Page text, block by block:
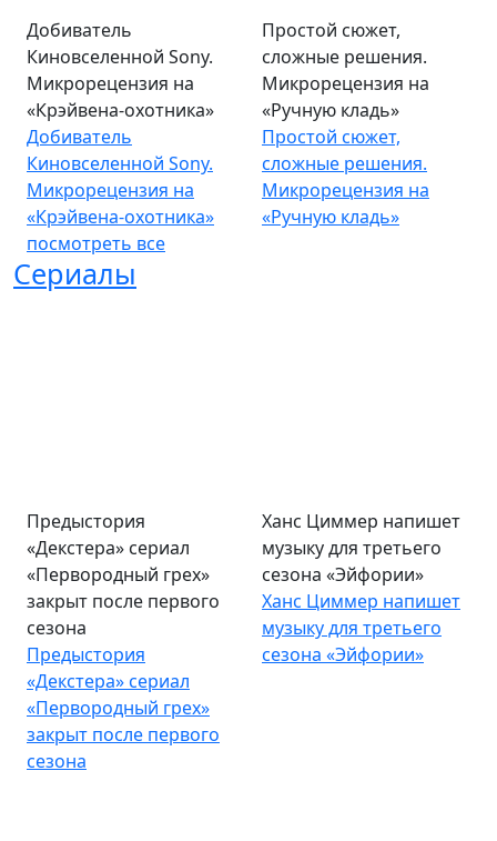
Добиватель
Киновселенной Sony.
Микрорецензия на
«Крэйвена-охотника»
Добиватель
Киновселенной Sony.
Микрорецензия на
«Крэйвена-охотника»
Простой сюжет,
сложные решения.
Микрорецензия на
«Ручную кладь»
Простой сюжет,
сложные решения.
Микрорецензия на
«Ручную кладь»
посмотреть все
Сериалы
Предыстория
«Декстера» сериал
«Первородный грех»
закрыт после первого
сезона
Предыстория
«Декстера» сериал
«Первородный грех»
закрыт после первого
сезона
Ханс Циммер напишет
музыку для третьего
сезона «Эйфории»
Ханс Циммер напишет
музыку для третьего
сезона «Эйфории»